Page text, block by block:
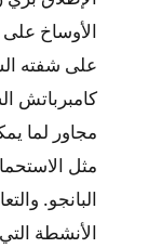
الأوساخ
على شفته
كامبرباتش
مجاور لما
مثل
البانجو.
الأنشطة